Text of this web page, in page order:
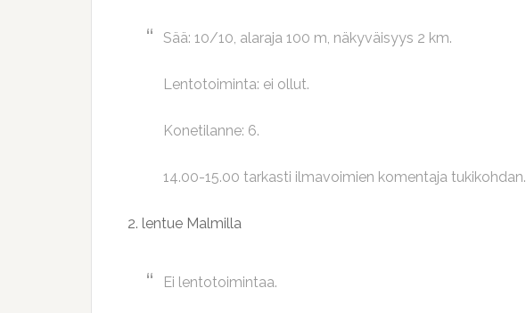
Sää: 10/10, alaraja 100 m, näkyväisyys 2 km.
Lentotoiminta: ei ollut.
Konetilanne: 6.
14.00-15.00 tarkasti ilmavoimien komentaja tukikohdan.
2. lentue Malmilla
Ei lentotoimintaa.